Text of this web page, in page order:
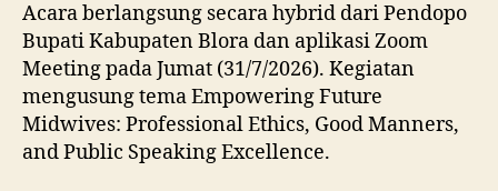
Acara berlangsung secara hybrid dari Pendopo
Bupati Kabupaten Blora dan aplikasi Zoom
Meeting pada Jumat (31/7/2026). Kegiatan
mengusung tema Empowering Future
Midwives: Professional Ethics, Good Manners,
and Public Speaking Excellence.